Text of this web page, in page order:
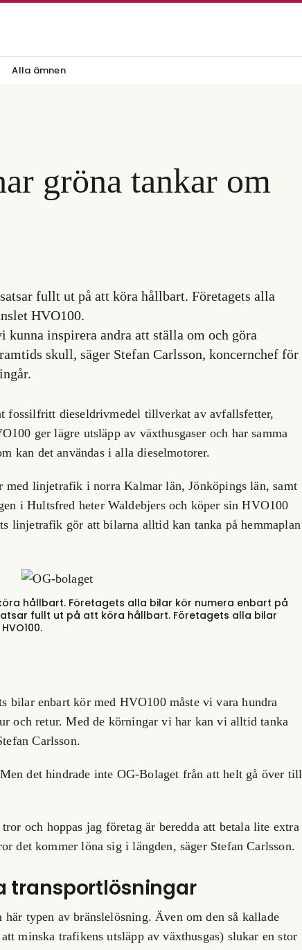
Alla ämnen
gröna tankar om
fullt ut på att köra hållbart. Företagets alla
HVO100.
inspirera andra att ställa om och göra
skull, säger Stefan Carlsson, koncernchef för
fossilfritt dieseldrivmedel tillverkat av avfallsfetter,
ger lägre utsläpp av växthusgaser och har samma
kan det användas i alla dieselmotorer.
linjetrafik i norra Kalmar län, Jönköpings län, samt
i Hultsfred heter Waldebjers och köper sin HVO100
linjetrafik gör att bilarna alltid kan tanka på hemmaplan
hållbart. Företagets alla bilar kör numera enbart på
fullt ut på att köra hållbart. Företagets alla bilar
bilar enbart kör med HVO100 måste vi vara hundra
och retur. Med de körningar vi har kan vi alltid tanka
Carlsson.
det hindrade inte OG-Bolaget från att helt gå över till
och hoppas jag företag är beredda att betala lite extra
det kommer löna sig i längden, säger Stefan Carlsson.
transportlösningar
typen av bränslelösning. Även om den så kallade
minska trafikens utsläpp av växthusgas) slukar en stor